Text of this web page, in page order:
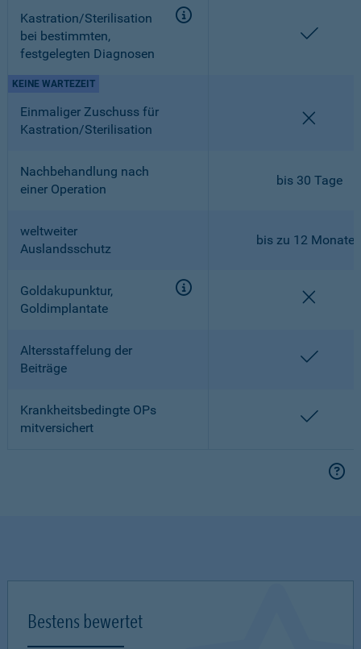
Kastration/Sterilisation
bei bestimmten,
festgelegten Diagnosen
Einmaliger Zuschuss für
Kastration/Sterilisation
KEINE WARTEZEIT
Nachbehandlung nach
einer Operation
bis 30 Tage
weltweiter
Auslandsschutz
bis zu 12 Monaten
Goldakupunktur,
Goldimplantate
Altersstaffelung der
Beiträge
Krankheitsbedingte OPs
mitversichert
Bestens bewertet